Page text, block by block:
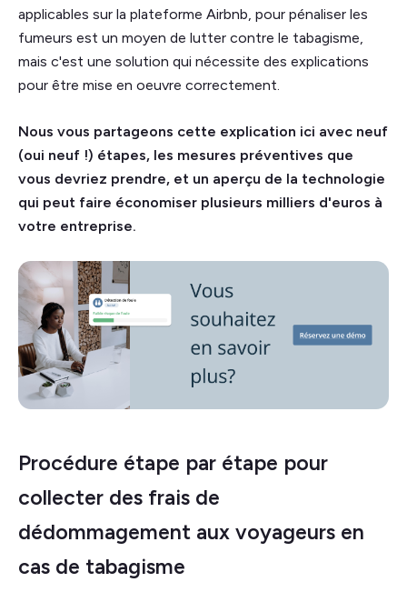
applicables sur la plateforme Airbnb, pour pénaliser les
fumeurs est un moyen de lutter contre le tabagisme,
mais c'est une solution qui nécessite des explications
pour être mise en oeuvre correctement.
Nous vous partageons cette explication ici avec neuf
(oui neuf !) étapes, les mesures préventives que
vous devriez prendre, et un aperçu de la technologie
qui peut faire économiser plusieurs milliers d'euros à
votre entreprise.
Procédure étape par étape pour
collecter des frais de
dédommagement aux voyageurs en
cas de tabagisme